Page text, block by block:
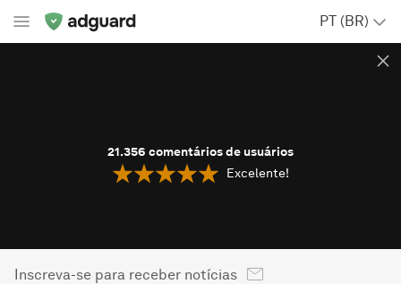
PT (BR)
21.356 comentários de usuários
Excelente!
Inscreva-se para receber notícias